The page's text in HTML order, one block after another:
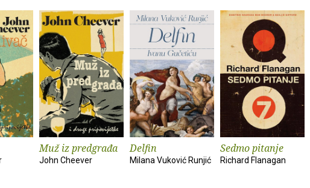
Muž iz predgrađa
John Cheever
Delfin
Milana Vuković Runjić
Sedmo pitanje
Richard Flanagan